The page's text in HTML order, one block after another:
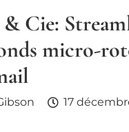
Cie:
micro-
17